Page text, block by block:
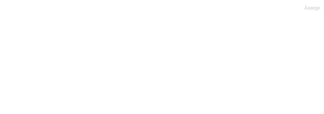
Anzeige